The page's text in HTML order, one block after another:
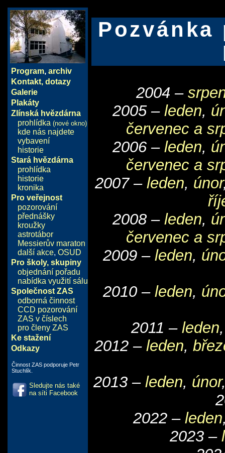
Program, archiv
Kontakt, dotazy
Galerie
Plakáty
Zlínská hvězdárna
prohlídka (nové okno)
kde nás najdete
vybavení
historie
Stará hvězdárna
prohlídka
historie
kronika
Pro veřejnost
pozorování
přednášky
kroužky
astrotábor
Messierův maraton
další akce, OSUD
Pro školy, skupiny
objednání pořadu
nabídka využití sálu
Společnost ZAS
odborná činnost
CCD pozorování
ZAS v číslech
pro členy ZAS
Ke stažení
Odkazy
Činnost ZAS podporuje Petr
Stuchlík.
Sledujte nás také
na síti Facebook
2004 –
2005 – leden,
červenec a
2006 – leden,
červenec a
2007 – leden, únor
2008 – leden,
červenec a
2009 – leden,
2010 – leden,
2011 – leden
2012 – leden,
2013 – leden, únor
2022 – leden
2023 –